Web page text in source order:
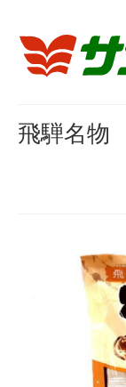
飛騨名物